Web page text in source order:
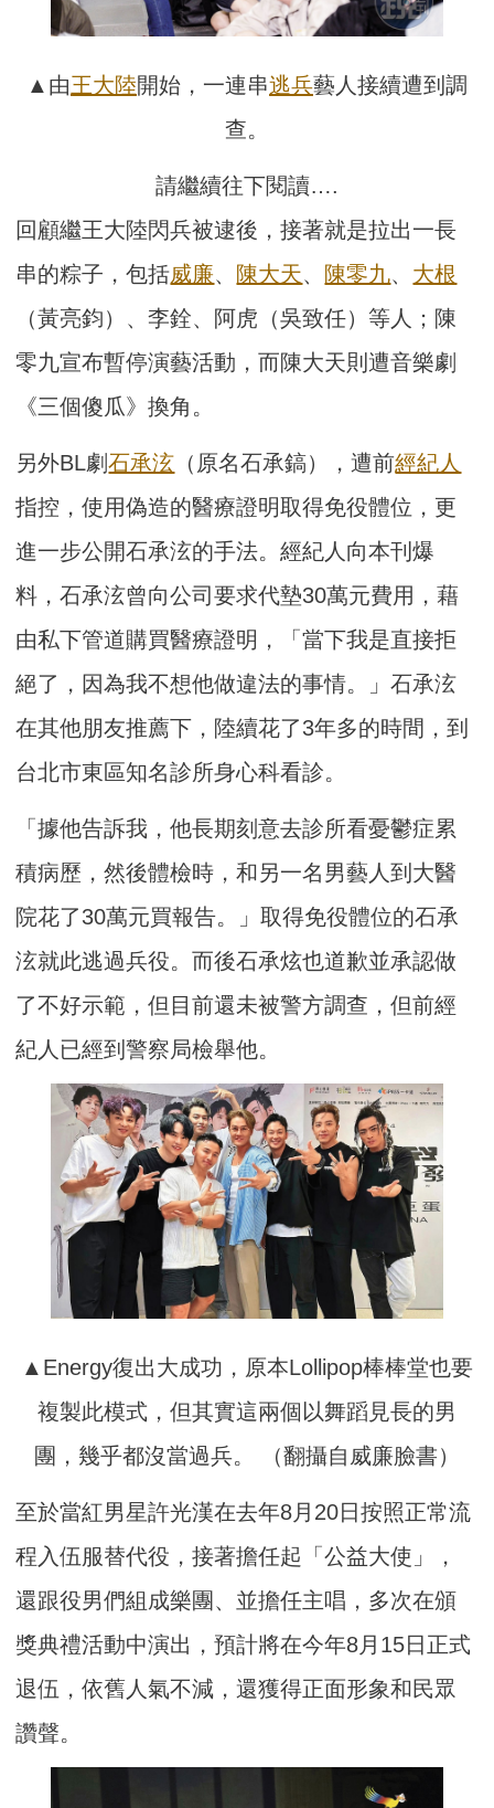
▲由王大陸開始，一連串逃兵藝人接續遭到調
查。
請繼續往下閱讀….
回顧繼王大陸閃兵被逮後，接著就是拉出一長
串的粽子，包括威廉、 陳大天、 陳零九、 大根
（黃亮鈞）、李銓、阿虎（吳致任）等人；陳
零九宣布暫停演藝活動，而陳大天則遭音樂劇
《三個傻瓜》換角。
另外BL劇石承泫 （原名石承鎬），遭前經紀人
指控，使用偽造的醫療證明取得免役體位，更
進一步公開石承泫的手法。經紀人向本刊爆
料，石承泫曾向公司要求代墊30萬元費用，藉
由私下管道購買醫療證明，「當下我是直接拒
絕了，因為我不想他做違法的事情。」石承泫
在其他朋友推薦下，陸續花了3年多的時間，到
台北市東區知名診所身心科看診。
「據他告訴我，他長期刻意去診所看憂鬱症累
積病歷，然後體檢時，和另一名男藝人到大醫
院花了30萬元買報告。」取得免役體位的石承
泫就此逃過兵役。而後石承炫也道歉並承認做
了不好示範，但目前還未被警方調查，但前經
紀人已經到警察局檢舉他。
▲Energy復出大成功，原本Lollipop棒棒堂也要
複製此模式，但其實這兩個以舞蹈見長的男
團，幾乎都沒當過兵。 （翻攝自威廉臉書）
至於當紅男星許光漢在去年8月20日按照正常流
程入伍服替代役，接著擔任起「公益大使」，
還跟役男們組成樂團、並擔任主唱，多次在頒
獎典禮活動中演出，預計將在今年8月15日正式
退伍，依舊人氣不減，還獲得正面形象和民眾
讚聲。